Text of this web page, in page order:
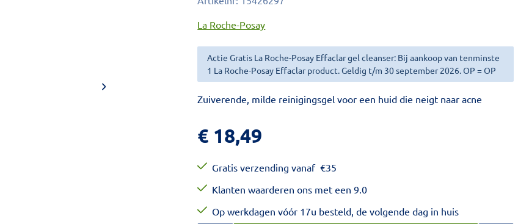
La Roche-Posay
Actie Gratis La Roche-Posay Effaclar gel cleanser: Bij aankoop van tenminste
1 La Roche-Posay Effaclar product. Geldig t/m 30 september 2026. OP = OP
Zuiverende, milde reinigingsgel voor een huid die neigt naar acne
€ 18,49
Gratis verzending vanaf€35
Klanten waarderen ons met een 9.0
Op werkdagen vóór 17u besteld, de volgende dag in huis